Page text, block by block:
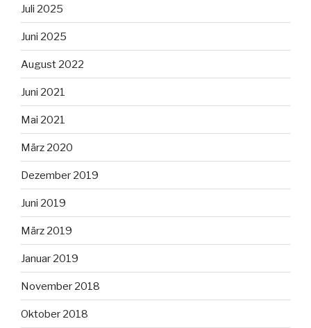
Juli 2025
Juni 2025
August 2022
Juni 2021
Mai 2021
März 2020
Dezember 2019
Juni 2019
März 2019
Januar 2019
November 2018
Oktober 2018